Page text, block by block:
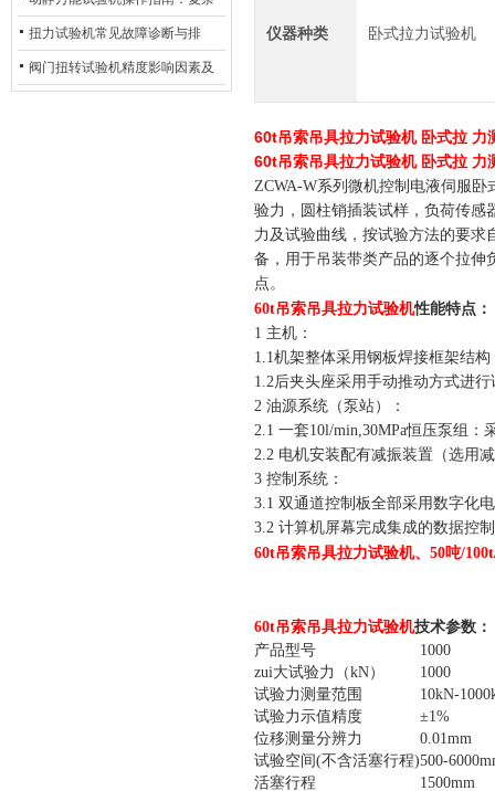
动态测试的标准化流程
扭力试验机常见故障诊断与排
除：从传感器信号异常到机械传
阀门扭转试验机精度影响因素及
仪器种类 卧式拉力试验机
60t吊索吊具拉力试验机 卧式拉 力
60t吊索吊具拉力试验机 卧式拉 力
ZCWA-W系列微机控制电液伺服
验力，圆柱销插装试样，负荷传感
力及试验曲线，按试验方法的要求
备，用于吊装带类产品的逐个拉伸
点。
60t吊索吊具拉力试验机性能特点：
1 主机：
1.1机架整体采用钢板焊接框架结
1.2后夹头座采用手动推动方式进
2 油源系统（泵站）：
2.1 一套10l/min,30MPa恒压泵组
2.2 电机安装配有减振装置（选用
3 控制系统：
3.1 双通道控制板全部采用数字化
3.2 计算机屏幕完成集成的数据控
60t吊索吊具拉力试验机、50吨/
60t吊索吊具拉力试验机技术参数：
产品型号
1000
zui大试验力（kN）
1000
试验力测量范围
10kN-
试验力示值精度
±1%
位移测量分辨力
0.01mm
试验空间(不含活塞行程)500-
活塞行程
1500mm